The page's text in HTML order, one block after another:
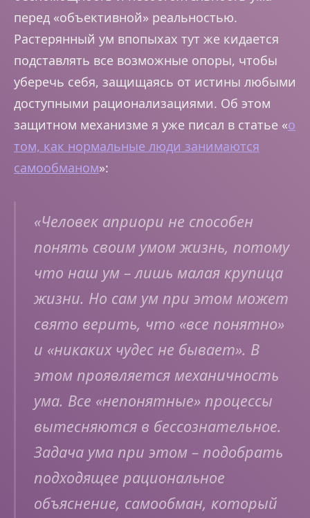
перед «объективной» реальностью.
Растерянный ум впопыхах тут же кидается
подставлять все возможные опоры, чтобы
уберечь себя, защищаясь от истины любыми
доступными рационализациями. Об этом
защитном механизме я уже писал в статье «о
том, как нормальные люди занимаются
самообманом»:
«Человек априори не способен
понять своим умом жизнь, потому
что наш ум – лишь малая крупица
жизни. Но сам ум при этом может
свято верить, что «все понятно»
и «никаких чудес не бывает». В
этом проявляется механичность
ума. Все «непонятные» процессы
вытесняются в бессознательное.
Задача ума при этом – подобрать
подходящее рациональное
объяснение, самообман, который